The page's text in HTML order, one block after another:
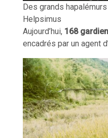
Des grands
Helpsimus
Aujourd’hui, 168
encadrés par un agent